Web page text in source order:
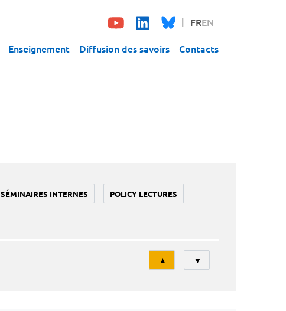
FREN
Enseignement Diffusion des savoirs Contacts
SÉMINAIRES INTERNES POLICY LECTURES
Tri
▲ ▼